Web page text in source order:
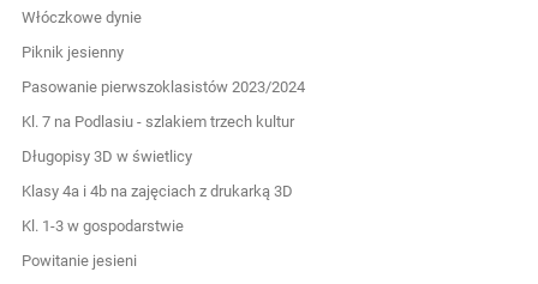
Włóczkowe dynie
Piknik jesienny
Pasowanie pierwszoklasistów 2023/2024
Kl. 7 na Podlasiu - szlakiem trzech kultur
Długopisy 3D w świetlicy
Klasy 4a i 4b na zajęciach z drukarką 3D
Kl. 1-3 w gospodarstwie
Powitanie jesieni